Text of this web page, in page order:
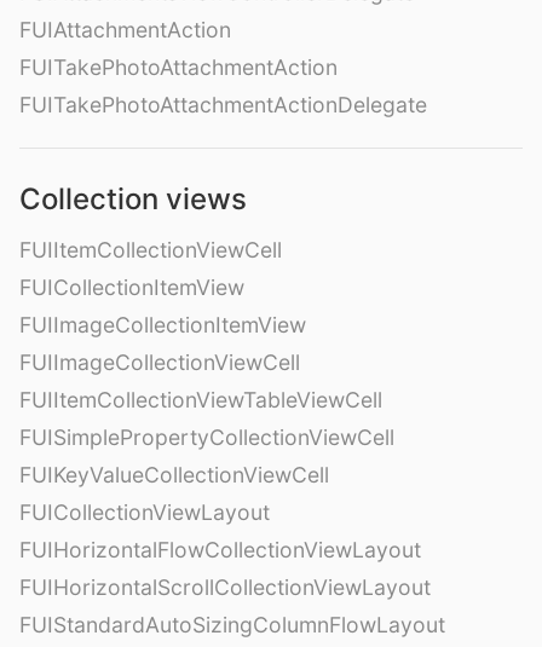
FUIAttachmentAction
FUITakePhotoAttachmentAction
FUITakePhotoAttachmentActionDelegate
Collection views
FUIItemCollectionViewCell
FUICollectionItemView
FUIImageCollectionItemView
FUIImageCollectionViewCell
FUIItemCollectionViewTableViewCell
FUISimplePropertyCollectionViewCell
FUIKeyValueCollectionViewCell
FUICollectionViewLayout
FUIHorizontalFlowCollectionViewLayout
FUIHorizontalScrollCollectionViewLayout
FUIStandardAutoSizingColumnFlowLayout